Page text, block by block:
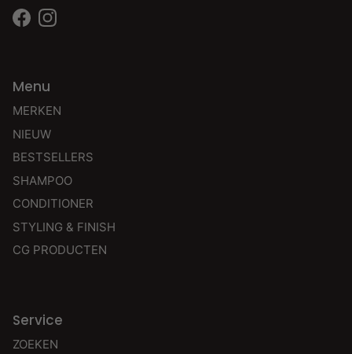
FacebookInstagram
Menu
MERKEN
NIEUW
BESTSELLERS
SHAMPOO
CONDITIONER
STYLING & FINISH
CG PRODUCTEN
Service
ZOEKEN